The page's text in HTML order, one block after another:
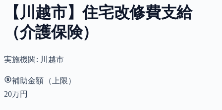
【川越市】住宅改修費支給
（介護保険）
実施機関: 川越市
補助金額（上限）
20万円